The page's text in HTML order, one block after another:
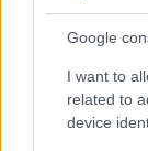
Google
I want to
related to
device
Gávea
Rafael Oliveira · 5